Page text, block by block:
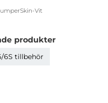
Vit
produkter
6S tillbehör